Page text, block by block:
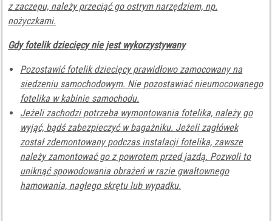
z zaczepu, należy przeciąć go ostrym narzędziem, np.
nożyczkami.
Gdy fotelik dziecięcy nie jest wykorzystywany
Pozostawić fotelik dziecięcy prawidłowo zamocowany na
siedzeniu samochodowym. Nie pozostawiać nieumocowanego
fotelika w kabinie samochodu.
Jeżeli zachodzi potrzeba wymontowania fotelika, należy go
wyjąć, bądś zabezpieczyć w bagażniku. Jeżeli zagłówek
został zdemontowany podczas instalacji fotelika, zawsze
należy zamontować go z powrotem przed jazdą. Pozwoli to
uniknąć spowodowania obrażeń w razie gwałtownego
hamowania, nagłego skrętu lub wypadku.